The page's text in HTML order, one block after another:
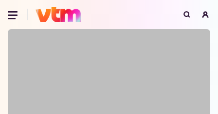
Oeps, browser niet ondersteund